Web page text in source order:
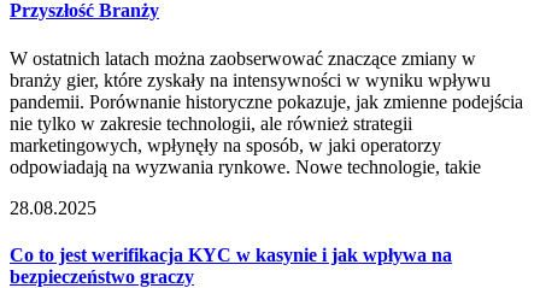
Przyszłość Branży
W ostatnich latach można zaobserwować znaczące zmiany w
branży gier, które zyskały na intensywności w wyniku wpływu
pandemii. Porównanie historyczne pokazuje, jak zmienne podejścia
nie tylko w zakresie technologii, ale również strategii
marketingowych, wpłynęły na sposób, w jaki operatorzy
odpowiadają na wyzwania rynkowe. Nowe technologie, takie
28.08.2025
Co to jest werifikacja KYC w kasynie i jak wpływa na
bezpieczeństwo graczy